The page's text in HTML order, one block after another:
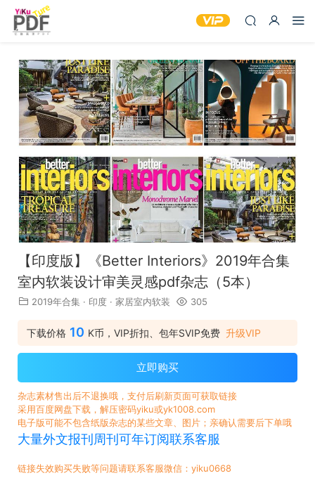
【印度版】《Better Interiors》2019年合集
室内软装设计审美灵感pdf杂志（5本）
2019年合集 · 印度 · 家居室内软装 305
下载价格 10 K币，VIP折扣、包年SVIP免费 升级VIP
立即购买
杂志素材售出后不退换哦，支付后刷新页面可获取链接
采用百度网盘下载，解压密码yiku或yk1008.com
电子版可能不包含纸版杂志的某些文章、图片；亲确认需要后下单哦
大量外文报刊周刊可年订阅联系客服
链接失效购买失败等问题请联系客服微信：yiku0668